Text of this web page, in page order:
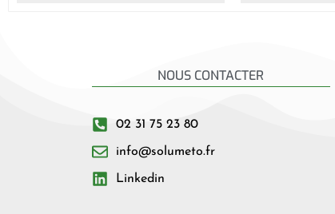
NOUS CONTACTER
02 31 75 23 80
info@solumeto.fr
Linkedin